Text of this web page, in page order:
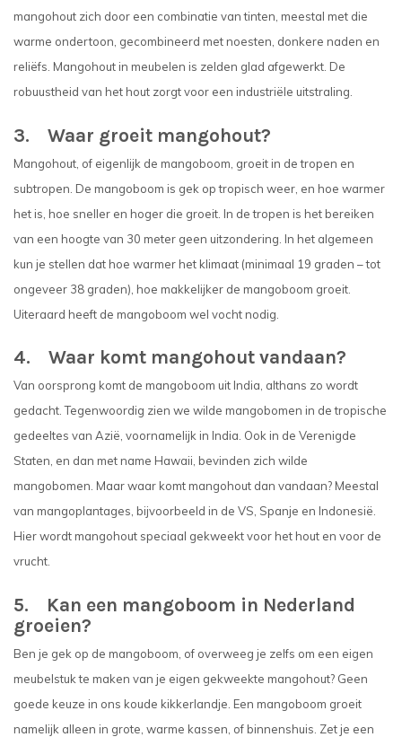
mangohout zich door een combinatie van tinten, meestal met die
warme ondertoon, gecombineerd met noesten, donkere naden en
reliëfs. Mangohout in meubelen is zelden glad afgewerkt. De
robuustheid van het hout zorgt voor een industriële uitstraling.
3. Waar groeit mangohout?
Mangohout, of eigenlijk de mangoboom, groeit in de tropen en
subtropen. De mangoboom is gek op tropisch weer, en hoe warmer
het is, hoe sneller en hoger die groeit. In de tropen is het bereiken
van een hoogte van 30 meter geen uitzondering. In het algemeen
kun je stellen dat hoe warmer het klimaat (minimaal 19 graden – tot
ongeveer 38 graden), hoe makkelijker de mangoboom groeit.
Uiteraard heeft de mangoboom wel vocht nodig.
4. Waar komt mangohout vandaan?
Van oorsprong komt de mangoboom uit India, althans zo wordt
gedacht. Tegenwoordig zien we wilde mangobomen in de tropische
gedeeltes van Azië, voornamelijk in India. Ook in de Verenigde
Staten, en dan met name Hawaii, bevinden zich wilde
mangobomen. Maar waar komt mangohout dan vandaan? Meestal
van mangoplantages, bijvoorbeeld in de VS, Spanje en Indonesië.
Hier wordt mangohout speciaal gekweekt voor het hout en voor de
vrucht.
5. Kan een mangoboom in Nederland
groeien?
Ben je gek op de mangoboom, of overweeg je zelfs om een eigen
meubelstuk te maken van je eigen gekweekte mangohout? Geen
goede keuze in ons koude kikkerlandje. Een mangoboom groeit
namelijk alleen in grote, warme kassen, of binnenshuis. Zet je een